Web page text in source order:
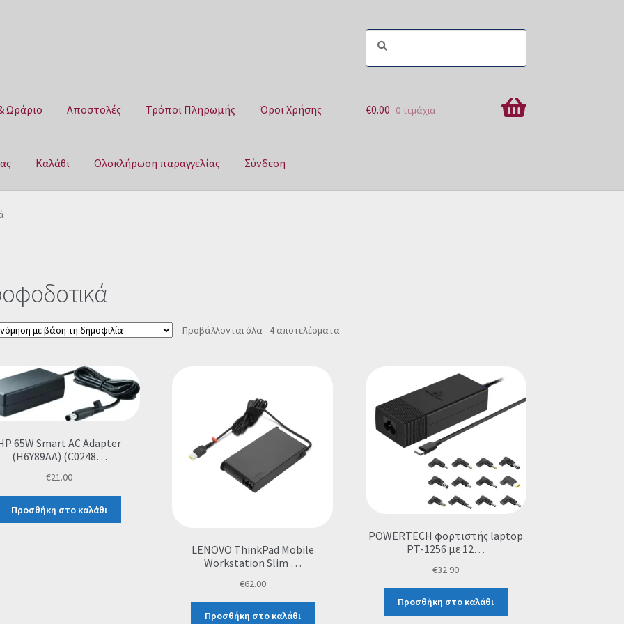
Ωράριο Αποστολές Τρόποι Πληρωμής Όροι Χρήσης
Καλάθι Ολοκλήρωση παραγγελίας Σύνδεση
Αποστολές
€0.00 0 τεμάχια
Προβάλλονται όλα - 4 αποτελέσματαSorted
65W Smart AC Adapter
(H6Y89AA) (C0248…
€21.00
Προσθήκη στο καλάθι
LENOVO ThinkPad Mobile
Workstation Slim …
€62.00
Προσθήκη στο καλάθι
POWERTECH φορτιστής laptop
PT-1256 με 12…
€32.90
Προσθήκη στο καλάθι